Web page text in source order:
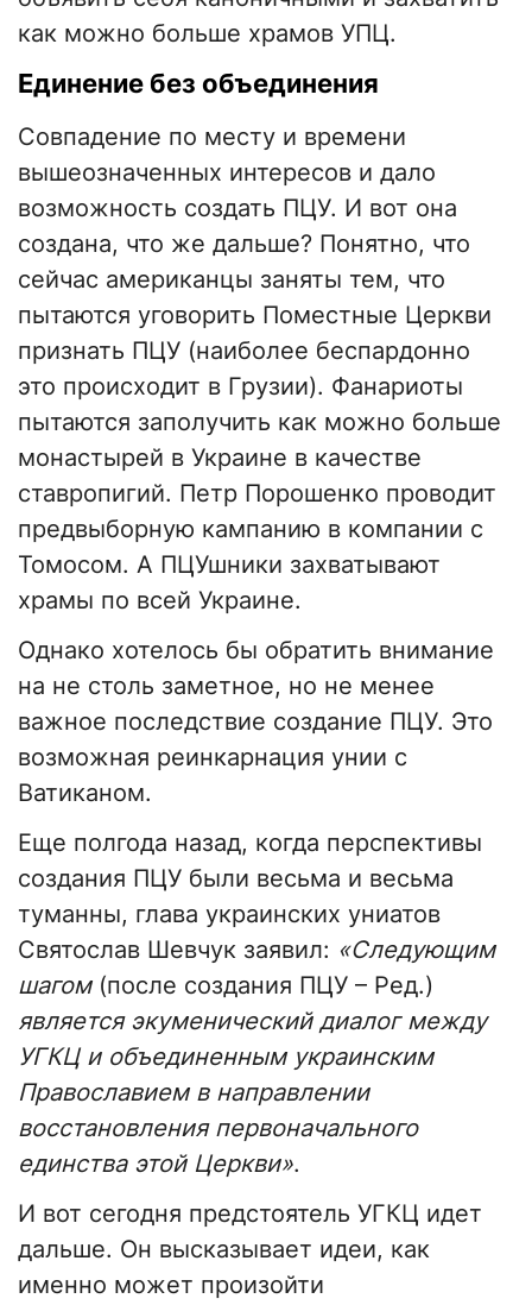
как можно больше храмов УПЦ.
Единение без объединения
Совпадение по месту и времени
вышеозначенных интересов и дало
возможность создать ПЦУ. И вот она
создана, что же дальше? Понятно, что
сейчас американцы заняты тем, что
пытаются уговорить Поместные Церкви
признать ПЦУ (наиболее беспардонно
это происходит в Грузии). Фанариоты
пытаются заполучить как можно больше
монастырей в Украине в качестве
ставропигий. Петр Порошенко проводит
предвыборную кампанию в компании с
Томосом. А ПЦУшники захватывают
храмы по всей Украине.
Однако хотелось бы обратить внимание
на не столь заметное, но не менее
важное последствие создание ПЦУ. Это
возможная реинкарнация унии с
Ватиканом.
Еще полгода назад, когда перспективы
создания ПЦУ были весьма и весьма
туманны, глава украинских униатов
Святослав Шевчук заявил: «Следующим
шагом(после создания ПЦУ – Ред.)
является экуменический диалог между
УГКЦ и объединенным украинским
Православием в направлении
восстановления первоначального
единства этой Церкви».
И вот сегодня предстоятель УГКЦ идет
дальше. Он высказывает идеи, как
именно может произойти